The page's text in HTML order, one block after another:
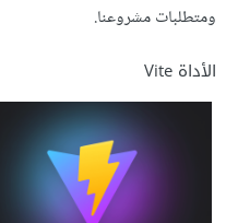
ومتطلبات مشروعنا.
الأداة Vite